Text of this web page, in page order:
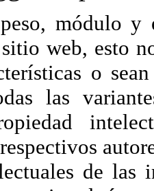
módulo y
web, esto
o
las
de las